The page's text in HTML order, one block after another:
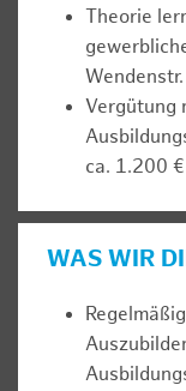
Theorie
Vergütung
ca. 1.200
WAS WIR